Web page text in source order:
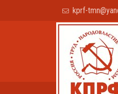
kprf-